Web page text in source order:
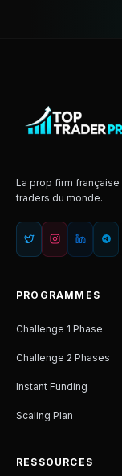
La prop firm française
traders du monde.
PROGRAMMES
Challenge 1 Phase
Challenge 2 Phases
Instant Funding
Scaling Plan
RESSOURCES